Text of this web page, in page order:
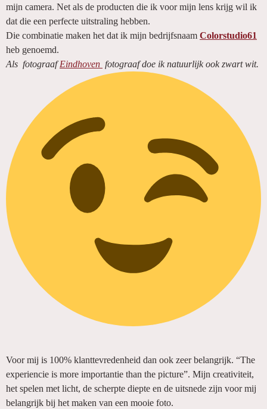
mijn camera. Net als de producten die ik voor mijn lens krijg wil ik
dat die een perfecte uitstraling hebben.
Die combinatie maken het dat ik mijn bedrijfsnaam Colorstudio61
heb genoemd.
Als fotograafEindhoven fotograaf doe ik natuurlijk ook zwart wit.
Voor mij is 100% klanttevredenheid dan ook zeer belangrijk. “The
experiencie is more importantie than the picture”. Mijn creativiteit,
het spelen met licht, de scherpte diepte en de uitsnede zijn voor mij
belangrijk bij het maken van een mooie foto.